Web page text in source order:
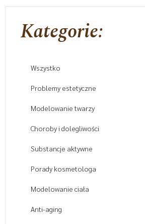
Kategorie:
Wszystko
Problemy estetyczne
Modelowanie twarzy
Choroby i dolegliwości
Substancje aktywne
Porady kosmetologa
Modelowanie ciała
Anti-aging